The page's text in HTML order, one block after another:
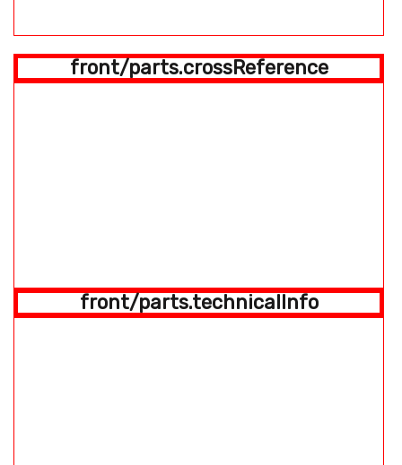
front/parts.crossReference
front/parts.technicalInfo